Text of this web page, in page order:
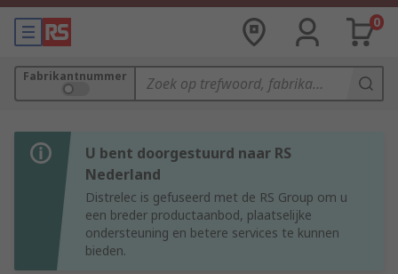
0
Fabrikantnummer
U bent doorgestuurd naar RS
Nederland
Distrelec is gefuseerd met de RS Group om u
een breder productaanbod, plaatselijke
ondersteuning en betere services te kunnen
bieden.